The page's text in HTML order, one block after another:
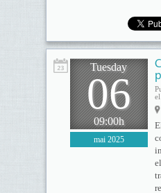
Tuesday
06
09:00h
mai 2025